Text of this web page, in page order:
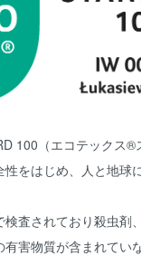
100（エコテックス®
をはじめ、人と地球
査されており殺虫剤
害物質が含まれてい